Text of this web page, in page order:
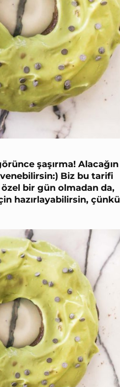
şaşırma! Alacağın
Biz bu tarifi
bir gün olmadan da,
hazırlayabilirsin, çünkü